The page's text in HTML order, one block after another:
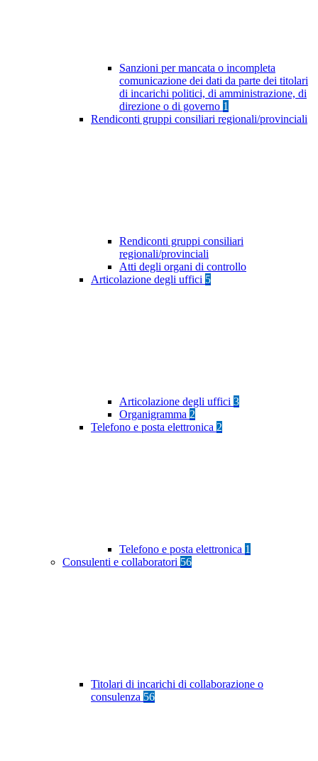
Sanzioni per mancata o incompleta
comunicazione dei dati da parte dei titolari
di incarichi politici, di amministrazione, di
direzione o di governo 1
Rendiconti gruppi consiliari regionali/provinciali
Rendiconti gruppi consiliari
regionali/provinciali
Atti degli organi di controllo
Articolazione degli uffici 5
Articolazione degli uffici 3
Organigramma 2
Telefono e posta elettronica 2
Telefono e posta elettronica 1
Consulenti e collaboratori 56
Titolari di incarichi di collaborazione o
consulenza 56